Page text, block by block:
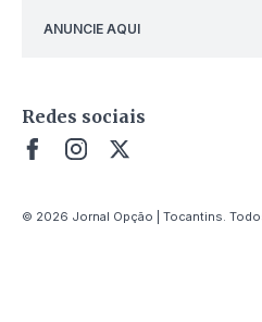
ANUNCIE AQUI
Redes sociais
© 2026 Jornal Opção | Tocantins.